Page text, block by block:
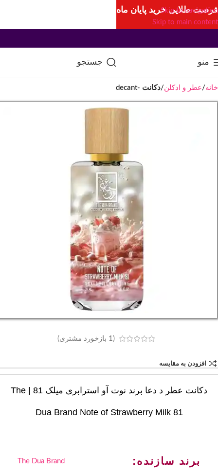
Skip to navigation
Skip to main content
منو جستجو
خانه عطر و ادکلن دکانت -decant
(
1 بازخورد مشتری)
افزودن به مقایسه
دکانت عطر د دعا برند نوت آو استرابری میلک 81 | The
Dua Brand Note of Strawberry Milk 81
برند سازنده: The Dua Brand
فرصت طلایی خرید پایان ماه